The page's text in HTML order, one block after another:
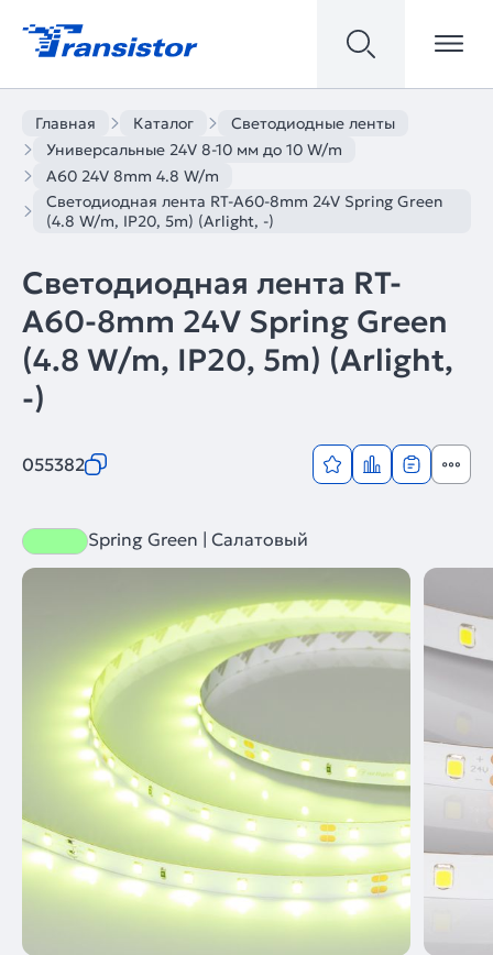
Главная Каталог
Светодиодные ленты
Универсальные 24V 8-10 мм до 10 W/m
A60 24V 8mm 4.8 W/m
Светодиодная лента RT-A60-8mm 24V Spring Green
(4.8 W/m, IP20, 5m) (Arlight, -)
Светодиодная лента RT-
A60-8mm 24V Spring Green
(4.8 W/m, IP20, 5m) (Arlight,
-)
055382
Spring Green | Салатовый